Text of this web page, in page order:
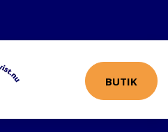
BUTIK